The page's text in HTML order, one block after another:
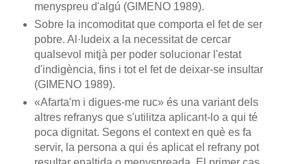
menyspreu d'algú (GIMENO 1989).
Sobre la incomoditat que comporta el fet de ser
pobre. Al·ludeix a la necessitat de cercar
qualsevol mitjà per poder solucionar l'estat
d'indigència, fins i tot el fet de deixar-se insultar
(GIMENO 1989).
«Afarta'm i digues-me ruc» és una variant dels
altres refranys que s'utilitza aplicant-lo a qui té
poca dignitat. Segons el context en què es fa
servir, la persona a qui és aplicat el refrany pot